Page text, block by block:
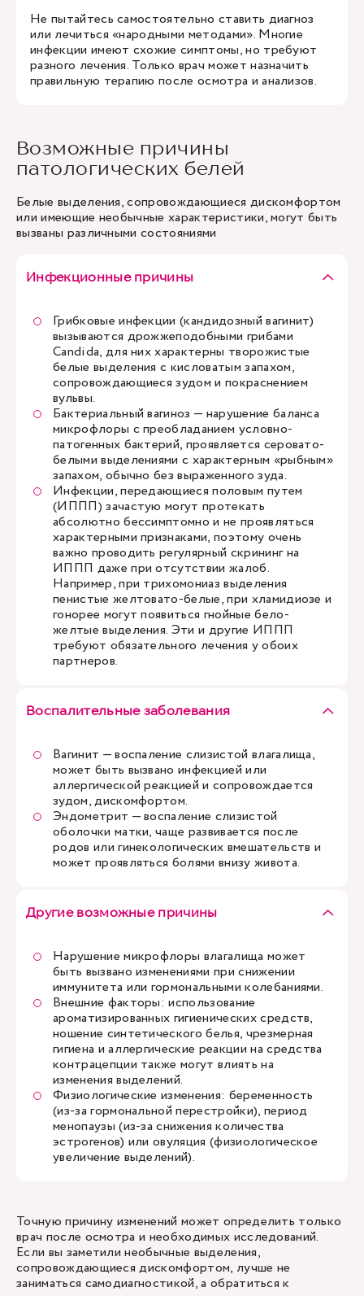
Не пытайтесь самостоятельно ставить диагноз
или лечиться «народными методами». Многие
инфекции имеют схожие симптомы, но требуют
разного лечения. Только врач может назначить
правильную терапию после осмотра и анализов.
Возможные причины
патологических белей
Белые выделения, сопровождающиеся дискомфортом
или имеющие необычные характеристики, могут быть
вызваны различными состояниями
Инфекционные причины
Грибковые инфекции (кандидозный вагинит)
вызываются дрожжеподобными грибами
Candida, для них характерны творожистые
белые выделения с кисловатым запахом,
сопровождающиеся зудом и покраснением
вульвы.
Бактериальный вагиноз — нарушение баланса
микрофлоры с преобладанием условно-
патогенных бактерий, проявляется серовато-
белыми выделениями с характерным «рыбным»
запахом, обычно без выраженного зуда.
Инфекции, передающиеся половым путем
(ИППП) зачастую могут протекать
абсолютно бессимптомно и не проявляться
характерными признаками, поэтому очень
важно проводить регулярный скрининг на
ИППП даже при отсутствии жалоб.
Например, при трихомониаз выделения
пенистые желтовато-белые, при хламидиозе и
гонорее могут появиться гнойные бело-
желтые выделения. Эти и другие ИППП
требуют обязательного лечения у обоих
партнеров.
Воспалительные заболевания
Вагинит — воспаление слизистой влагалища,
может быть вызвано инфекцией или
аллергической реакцией и сопровождается
зудом, дискомфортом.
Эндометрит — воспаление слизистой
оболочки матки, чаще развивается после
родов или гинекологических вмешательств и
может проявляться болями внизу живота.
Другие возможные причины
Нарушение микрофлоры влагалища может
быть вызвано изменениями при снижении
иммунитета или гормональными колебаниями.
Внешние факторы: использование
ароматизированных гигиенических средств,
ношение синтетического белья, чрезмерная
гигиена и аллергические реакции на средства
контрацепции также могут влиять на
изменения выделений.
Физиологические изменения: беременность
(из-за гормональной перестройки), период
менопаузы (из-за снижения количества
эстрогенов) или овуляция (физиологическое
увеличение выделений).
Точную причину изменений может определить только
врач после осмотра и необходимых исследований.
Если вы заметили необычные выделения,
сопровождающиеся дискомфортом, лучше не
заниматься самодиагностикой, а обратиться к